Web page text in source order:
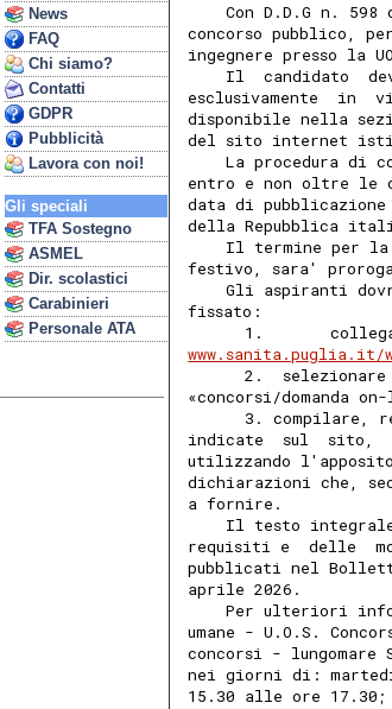
News
FAQ
Chi siamo?
Contatti
GDPR
Pubblicità
Lavora con noi!
Gli speciali
TFA Sostegno
ASMEL
Dir. scolastici
Carabinieri
Personale ATA
Con D.D.G n. 598
concorso pubblico,
ingegnere presso la
Il  candidato
esclusivamente  in
disponibile nella
del sito internet
La procedura di
entro e non oltre le
data di
della Repubblica
Il termine per
festivo, sara'
Gli aspiranti
fissato:
1.
www.sanita.puglia.it/
2.
«concorsi/domanda
3. compilare,
indicate  sul  sito,
utilizzando
dichiarazioni che,
a fornire.
Il testo
requisiti e  delle
pubblicati nel
aprile 2026.
Per ulteriori
umane - U.O.S.
concorsi -
nei giorni di:
15.30 alle ore